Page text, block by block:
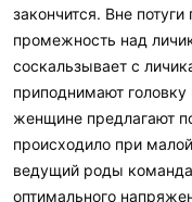
закончится. Вне
промежность над
соскальзывает с
приподнимают
женщине предлагают
происходило при
ведущий роды
оптимального